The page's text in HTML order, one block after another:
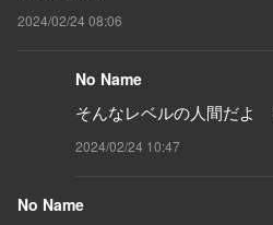
2024/02/24 08:06
No Name
そんなレベルの人間だよ
2024/02/24 10:47
No Name